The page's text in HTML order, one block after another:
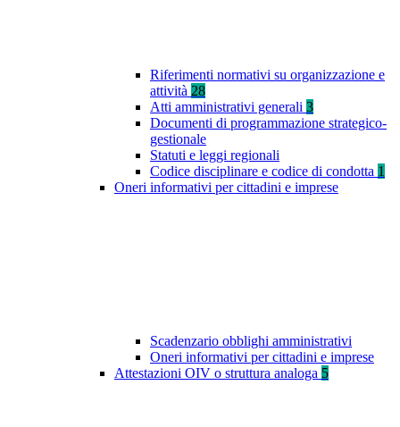
Riferimenti normativi su organizzazione e
attività 28
Atti amministrativi generali 3
Documenti di programmazione strategico-
gestionale
Statuti e leggi regionali
Codice disciplinare e codice di condotta 1
Oneri informativi per cittadini e imprese
Scadenzario obblighi amministrativi
Oneri informativi per cittadini e imprese
Attestazioni OIV o struttura analoga 5